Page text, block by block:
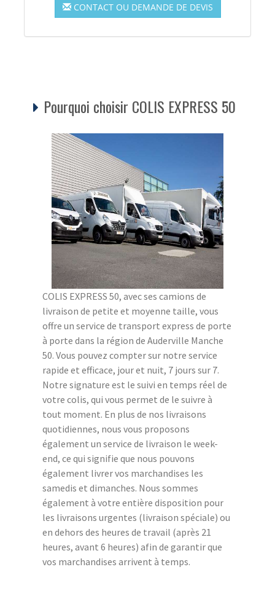
CONTACT OU DEMANDE DE DEVIS
Pourquoi choisir COLIS EXPRESS 50
COLIS EXPRESS 50, avec ses camions de
livraison de petite et moyenne taille, vous
offre un service de transport express de porte
à porte dans la région de Auderville Manche
50. Vous pouvez compter sur notre service
rapide et efficace, jour et nuit, 7 jours sur 7.
Notre signature est le suivi en temps réel de
votre colis, qui vous permet de le suivre à
tout moment. En plus de nos livraisons
quotidiennes, nous vous proposons
également un service de livraison le week-
end, ce qui signifie que nous pouvons
également livrer vos marchandises les
samedis et dimanches. Nous sommes
également à votre entière disposition pour
les livraisons urgentes (livraison spéciale) ou
en dehors des heures de travail (après 21
heures, avant 6 heures) afin de garantir que
vos marchandises arrivent à temps.